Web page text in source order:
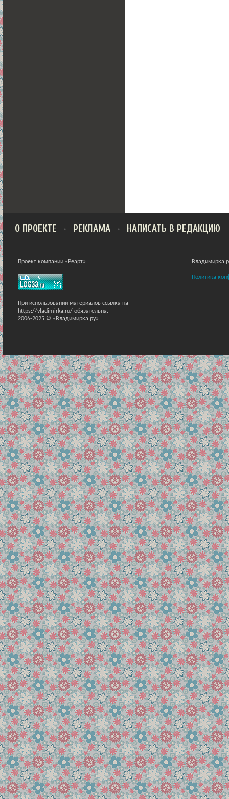
О ПРОЕКТЕ РЕКЛАМА НАПИСАТЬ В РЕДАКЦИЮ
Проект компании «Реарт»
При использовании материалов ссылка на
https://vladimirka.ru/ обязательна.
2006-2025 © «Владимирка.ру»
Владимирка
Политика